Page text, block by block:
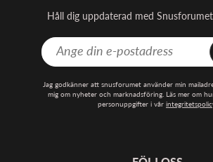
Håll dig uppdaterad med
Jag godkänner att snusforumet använder min
mig om nyheter och marknadsföring. Läs mer om
personuppgifter i vår